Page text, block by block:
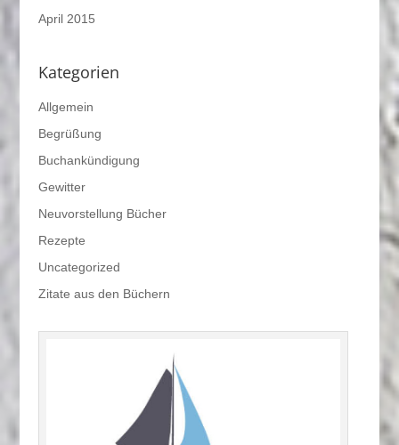
April 2015
Kategorien
Allgemein
Begrüßung
Buchankündigung
Gewitter
Neuvorstellung Bücher
Rezepte
Uncategorized
Zitate aus den Büchern